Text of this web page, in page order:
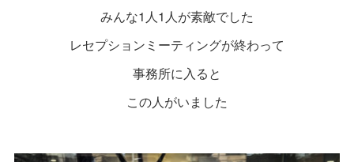
みんな1人1人が素敵でした
レセプションミーティングが終わって
事務所に入ると
この人がいました